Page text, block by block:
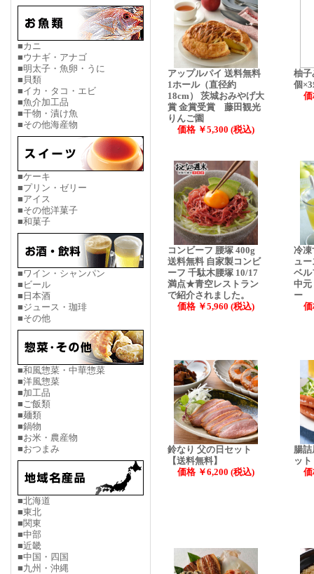
■カニ
■ウナギ・アナゴ
■明太子・魚卵・うに
■貝類
■イカ・タコ・エビ
■魚介加工品
■干物・漬け魚
■その他海産物
■ケーキ
■プリン・ゼリー
■アイス
■その他洋菓子
■和菓子
■ワイン・シャンパン
■ビール
■日本酒
■ジュース・珈琲
■その他
■和風惣菜・中華惣菜
■洋風惣菜
■加工品
■ご飯類
■麺類
■鍋物
■お米・農産物
■おつまみ
■北海道
■東北
■関東
■中部
■近畿
■中国・四国
■九州・沖縄
アップルパイ 送料無料
1ホール（直径約
18cm） 茨城おみやげ大
賞 金賞受賞 藤田観光
りんご園
価格 ￥5,300 (税込)
柚子
個
価
コンビーフ 腰塚 400g
送料無料 自家製コンビ
ーフ 千駄木腰塚 10/17
満点★青空レストラン
で紹介されました。
価格 ￥5,960 (税込)
冷凍
ュ
ベル
中元
ー
価
鈴なり 父の日セット
【送料無料】
価格 ￥6,200 (税込)
腸
ッ
価